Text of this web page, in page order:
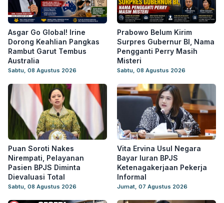
Asgar Go Global! Irine
Dorong Keahlian Pangkas
Rambut Garut Tembus
Australia
Sabtu, 08 Agustus 2026
Prabowo Belum Kirim
Surpres Gubernur BI, Nama
Pengganti Perry Masih
Misteri
Sabtu, 08 Agustus 2026
Puan Soroti Nakes
Nirempati, Pelayanan
Pasien BPJS Diminta
Dievaluasi Total
Sabtu, 08 Agustus 2026
Vita Ervina Usul Negara
Bayar Iuran BPJS
Ketenagakerjaan Pekerja
Informal
Jumat, 07 Agustus 2026